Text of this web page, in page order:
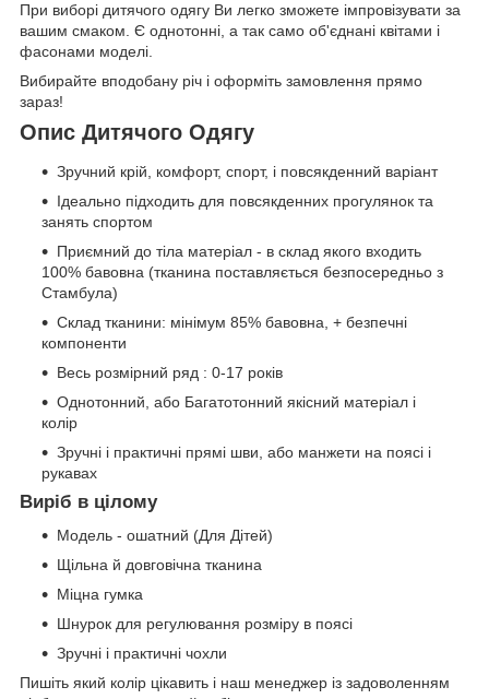
При виборі дитячого одягу Ви легко зможете імпровізувати за
вашим смаком. Є однотонні, а так само об'єднані квітами і
фасонами моделі.
Вибирайте вподобану річ і оформіть замовлення прямо
зараз!
Опис Дитячого Одягу
Зручний крій, комфорт, спорт, і повсякденний варіант
Ідеально підходить для повсякденних прогулянок та
занять спортом
Приємний до тіла матеріал - в склад якого входить
100% бавовна (тканина поставляється безпосередньо з
Стамбула)
Склад тканини: мінімум 85% бавовна, + безпечні
компоненти
Весь розмірний ряд : 0-17 років
Однотонний, або Багатотонний якісний матеріал і
колір
Зручні і практичні прямі шви, або манжети на поясі і
рукавах
Виріб в цілому
Модель - ошатний (Для Дітей)
Щільна й довговічна тканина
Міцна гумка
Шнурок для регулювання розміру в поясі
Зручні і практичні чохли
Пишіть який колір цікавить і наш менеджер із задоволенням